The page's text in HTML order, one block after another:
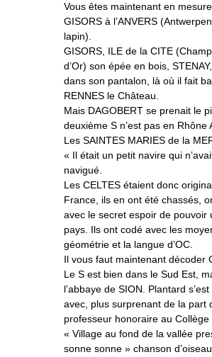
Vous êtes maintenant en
GISORS à l’ANVERS
lapin).
GISORS, ILE de la CITE
d’Or) son épée en bois,
dans son pantalon, là où il fait
RENNES le Château.
Mais DAGOBERT se prenait le
deuxième S n’est pas en Rhône
Les SAINTES MARIES de la
« Il était un petit navire qui
navigué.
Les CELTES étaient donc
France, ils en ont été chassés,
avec le secret espoir de pouvoir
pays. Ils ont codé avec les
géométrie et la langue d’OC.
Il vous faut maintenant décoder
Le S est bien dans le Sud Est,
l’abbaye de SION. Plantard
avec, plus surprenant de la part
professeur honoraire au Collège
« Village au fond de la vallée
sonne sonne » chanson